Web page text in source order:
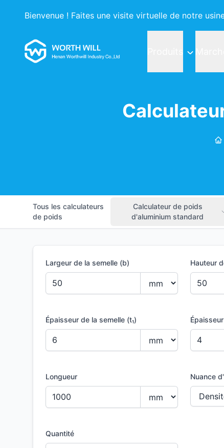
Bienvenue ! Faites une visite virtuelle de notre
Worthwill
Tous les calculateurs
de poids
Calculateur de poids
d'aluminium standard
Largeur de la semelle (b) Hauteur
Épaisseur de la semelle (t₁)
Longueur Nuance
Quantité